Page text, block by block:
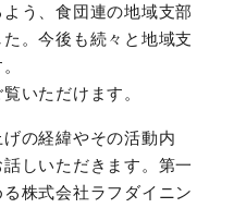
う、食団連の地域支部
。今後も続々と地域支
いただけます。
の経緯やその活動内
しいただきます。第一
株式会社ラフダイニン